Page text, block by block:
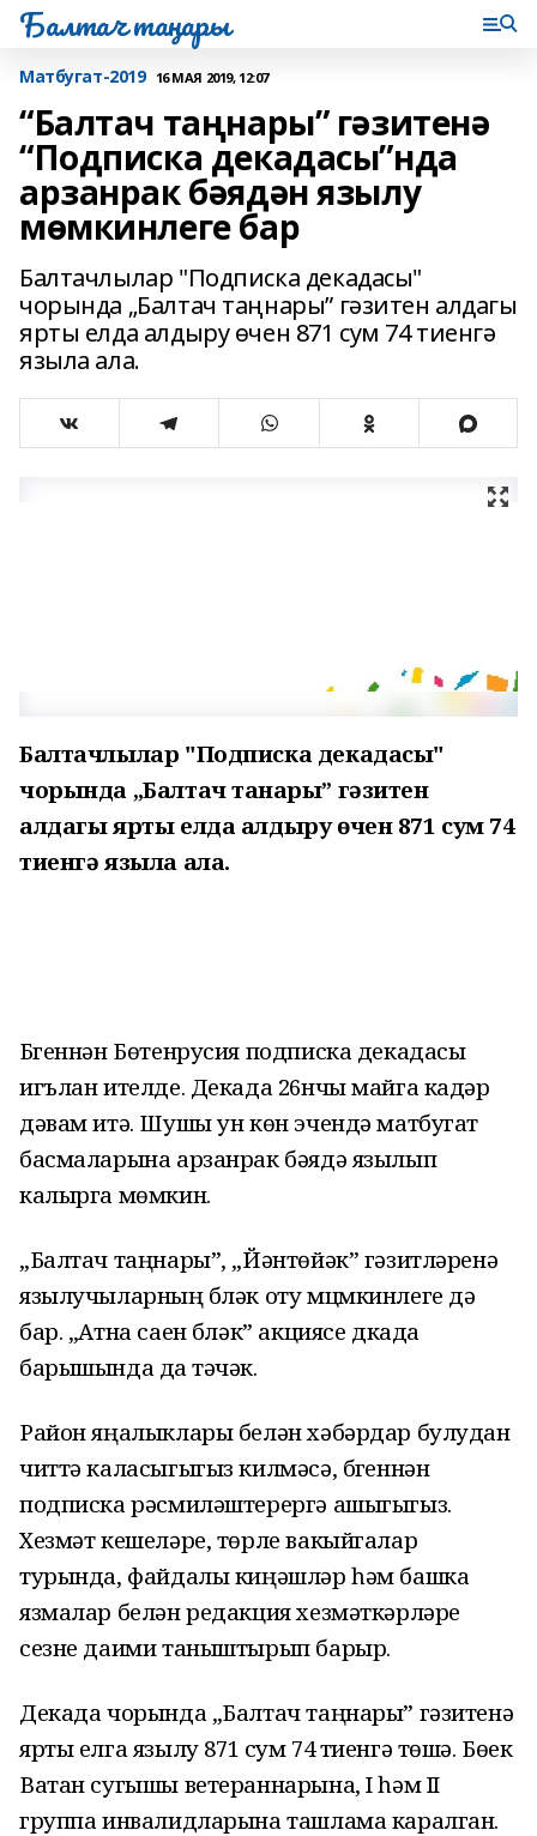
Балтач таңнары
Матбугат-2019 16 МАЯ 2019, 12:07
“Балтач таңнары” гәзитенә
“Подписка декадасы”нда
арзанрак бәядән язылу
мөмкинлеге бар
Балтачлылар "Подписка декадасы"
чорында „Балтач таңнары” гәзитен алдагы
ярты елда алдыру өчен 871 сум 74 тиенгә
языла ала.
Балтачлылар "Подписка декадасы"
чорында „Балтач таңнары” гәзитен
алдагы ярты елда алдыру өчен 871 сум 74
тиенгә языла ала.
Бүгеннән Бөтенрусия подписка декадасы
игълан ителде. Декада 26нчы майга кадәр
дәвам итә. Шушы ун көн эчендә матбугат
басмаларына арзанрак бәядә язылып
калырга мөмкин.
„Балтач таңнары”, „Йәнтөйәк” гәзитләренә
язылучыларның бүләк оту мцмкинлеге дә
бар. „Атна саен бүләк” акциясе дкада
барышында да үтәчәк.
Район яңалыклары белән хәбәрдар булудан
читтә каласыгыгыз килмәсә, бүгеннән
подписка рәсмиләштерергә ашыгыгыз.
Хезмәт кешеләре, төрле вакыйгалар
турында, файдалы киңәшләр һәм башка
язмалар белән редакция хезмәткәрләре
сезне даими таныштырып барыр.
Декада чорында „Балтач таңнары” гәзитенә
ярты елга язылу 871 сум 74 тиенгә төшә. Бөек
Ватан сугышы ветераннарына, I һәм II
группа инвалидларына ташлама каралган.